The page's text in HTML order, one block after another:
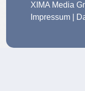
XIMA Media
Impressum